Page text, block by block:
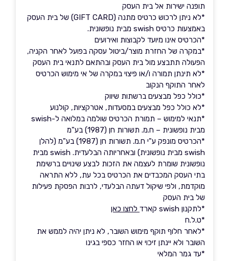
תופנה ישירות אל בית העסק
*לא ניתן לרכוש כרטיס מתנה (GIFT CARD) של בית העסק
באמצעות כרטיס swish מבית נופשונית.
*הכרטיס אינו מיועד לקבוצות ואירועים
*במקרה של החזרת מוצר/ביטול עסקה בפועל לאחר הקניה,
הפעולה תתבצע מול בית העסק ובהתאם לתנאי בית העסק
*לא תינתן תמורה ו/או פיצוי במקרה של אי מימוש הכרטיס
לאחר התוקף הנקוב
*כולל כפל מבצעים ברשתות שיווק
*לא כולל כפל מבצעים במסעדות, אטרקציות, קולנוע
*תנאי למימוש – תמורת הכרטיס שולמה במלואה ל-swish
מבית נופשונית – ח.מ. תשורות חן (1987) בע"מ
*הכרטיס מונפק ע"י ח.מ. תשורות חן (1987) בע"מ (להלן
swish מבית נופשונית) ובאחריותה הבלעדית. swish מבית
נופשונית שומרת לעצמה את הזכות לבצע שינויים ברשימת
בתי העסק המכבדים את הכרטיס בכל עת, ללא התראה
מוקדמת, ולפי שיקול דעתה הבלעדי, לרבות הפסקת פעילות
של בית העסק
*לתקנון swish קארד
לחצו כאן
*ט.ל.ח
*לאחר חלוף תוקף מימוש השובר, לא ניתן יהיה לממש את
השובר ולא יינתן זיכוי או החזר כספי בגינו
*עד גמר המלאי